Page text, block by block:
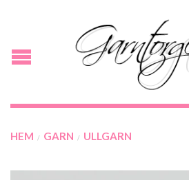
HEM / GARN / ULLGARN